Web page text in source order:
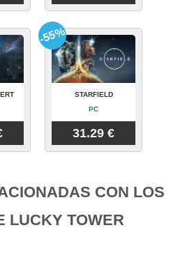
STARFIELD
PC
31.29 €
-55%
CON LOS
LUCKY TOWER